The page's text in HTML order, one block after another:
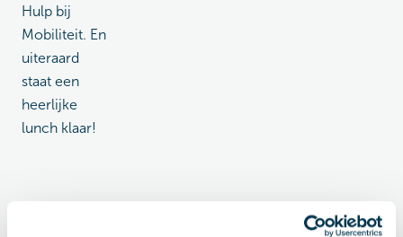
Hulp bij
Mobiliteit. En
uiteraard
staat een
heerlijke
lunch klaar!